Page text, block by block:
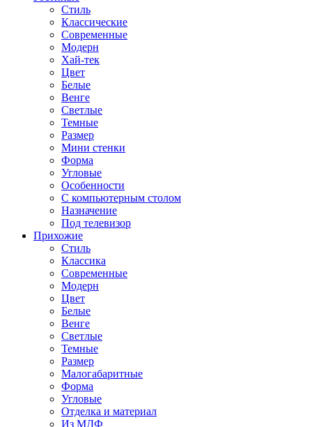
Стиль
Классические
Современные
Модерн
Хай-тек
Цвет
Белые
Венге
Светлые
Темные
Размер
Мини стенки
Форма
Угловые
Особенности
С компьютерным столом
Назначение
Под телевизор
Прихожие
Стиль
Классика
Современные
Модерн
Цвет
Белые
Венге
Светлые
Темные
Размер
Малогабаритные
Форма
Угловые
Отделка и материал
Из МДФ